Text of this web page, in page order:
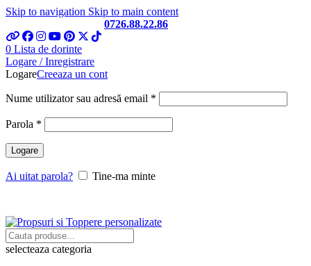
Skip to navigation Skip to main content
0726.88.22.86
0 Lista de dorinte
Logare / Inregistrare
LogareCreeaza un cont
Nume utilizator sau adresă email *
Parola *
Logare
Ai uitat parola? Tine-ma minte
selecteaza categoria